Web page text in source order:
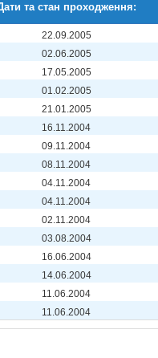
та стан проходження:
22.09.2005
02.06.2005
17.05.2005
01.02.2005
21.01.2005
16.11.2004
09.11.2004
08.11.2004
04.11.2004
04.11.2004
02.11.2004
03.08.2004
16.06.2004
14.06.2004
11.06.2004
11.06.2004